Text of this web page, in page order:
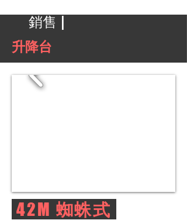
升降台
銷售 |
42M 蜘蛛式